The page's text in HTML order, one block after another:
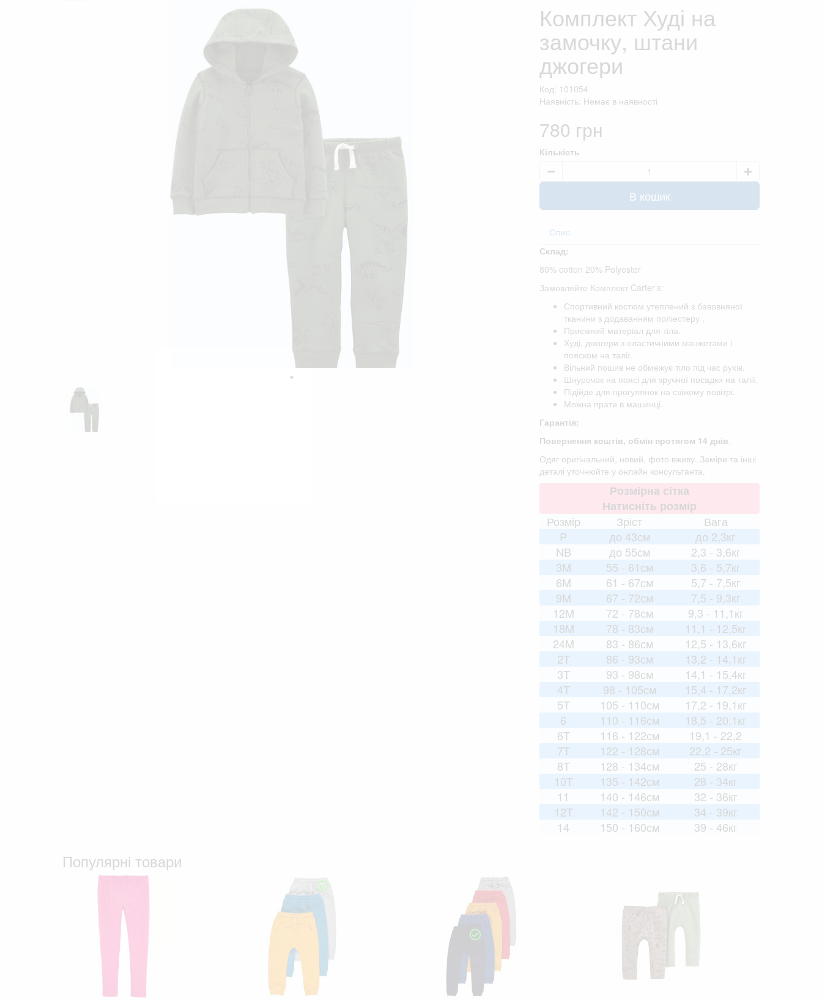
Комплект Худі на
замочку, штани
джогери
Код: 101054
Наявність: Немає в наявності
780 грн
Кількість
В кошик
Опис
Склад:
80% cotton 20% Polyester
Замовляйте Комплект Carter’s:
Спортивний костюм утеплений з бавовняної
тканини з додаванням поліестеру .
Приємний матеріал для тіла.
Худі, джогери з еластичними манжетами і
пояском на талії.
Вільний пошив не обмежує тіло під час рухів.
Шнурочок на поясі для зручної посадки на талії.
Підійде для прогулянок на свіжому повітрі.
Можна прати в машинці.
Гарантія:
Повернення коштів, обмін протягом 14 днів
Одяг оригінальний, новий, фото вживу. Заміри та інші
деталі уточнюйте у онлайн консультанта.
Розмірна сітка
Натисніть розмір
Розмір
Зріст
Вага
P
до 43см
до 2,3кг
NB
до 55см
2,3 - 3,6кг
3M
55 - 61см
3,6 - 5,7кг
6M
61 - 67см
5,7 - 7,5кг
9M
67 - 72см
7,5 - 9,3кг
12M
72 - 78см
9,3 - 11,1кг
18M
78 - 83см
11,1 - 12,5кг
24M
83 - 86см
12,5 - 13,6кг
2T
86 - 93см
13,2 - 14,1кг
3T
93 - 98см
14,1 - 15,4кг
4T
98 - 105см
15,4 - 17,2кг
5T
105 - 110см
17,2 - 19,1кг
6
110 - 116см
18,5 - 20,1кг
6T
116 - 122см
19,1 - 22,2
7T
122 - 128см
22,2 - 25кг
8T
128 - 134см
25 - 28кг
10T
135 - 142см
28 - 34кг
11
140 - 146см
32 - 36кг
12T
142 - 150см
34 - 39кг
14
150 - 160см 39 - 46кг
Популярні товари